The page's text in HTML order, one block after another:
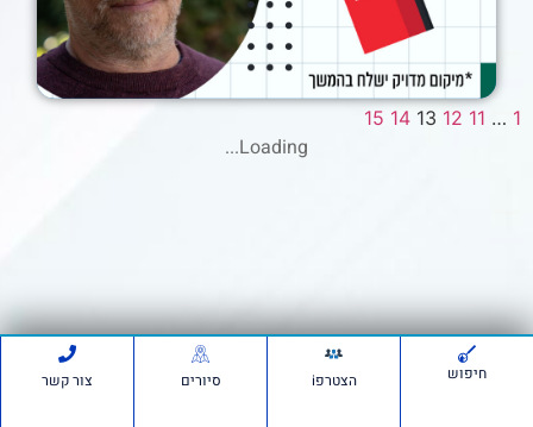
1
…
11
12
13
14
15
Loading...
חיפוש הצטרפi סיורים צור קשר